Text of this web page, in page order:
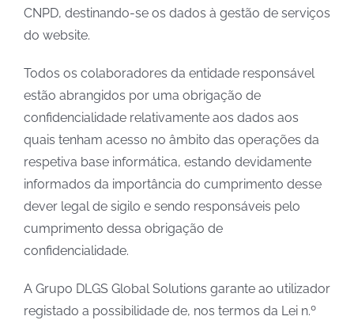
CNPD, destinando-se os dados à gestão de serviços
do website.
Todos os colaboradores da entidade responsável
estão abrangidos por uma obrigação de
confidencialidade relativamente aos dados aos
quais tenham acesso no âmbito das operações da
respetiva base informática, estando devidamente
informados da importância do cumprimento desse
dever legal de sigilo e sendo responsáveis pelo
cumprimento dessa obrigação de
confidencialidade.
A Grupo DLGS Global Solutions garante ao utilizador
registado a possibilidade de, nos termos da Lei n.º